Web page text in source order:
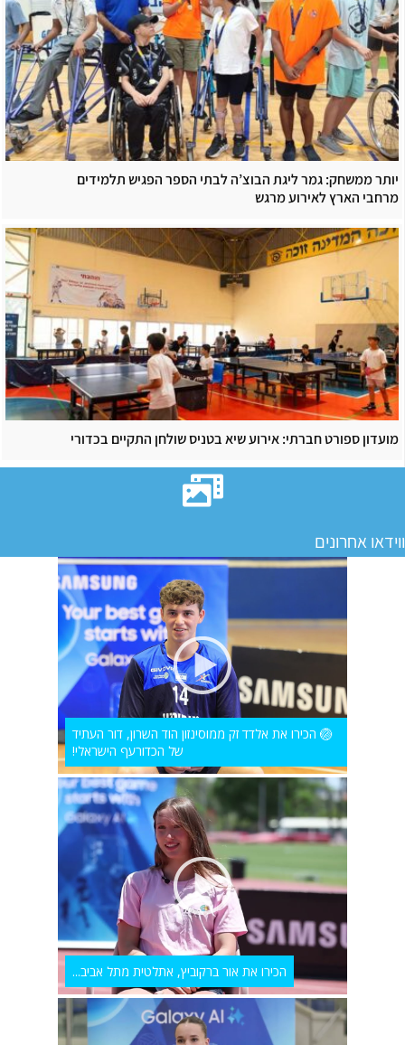
יותר ממשחק: גמר ליגת הבוצ’ה לבתי הספר הפגיש תלמידים
מרחבי הארץ לאירוע מרגש
מועדון ספורט חברתי: אירוע שיא בטניס שולחן התקיים בכדורי
ווידאו אחרונים
🏐 הכירו את אלדד זק ממוסינזון הוד השרון, דור העתיד
של הכדורעף הישראלי!
הכירו את אור ברקוביץ, אתלטית מתל אביב...